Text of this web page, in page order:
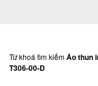
Từ khoá tìm kiếmÁo thun
T306-00-D